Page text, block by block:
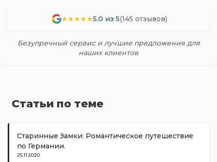
★★★★★5.0 из 5(145 отзывов)
Безупречный сервис и лучшие предложения для
наших клиентов
Статьи по теме
Старинные Замки: Романтическое путешествие
по Германии.
25.11.2020